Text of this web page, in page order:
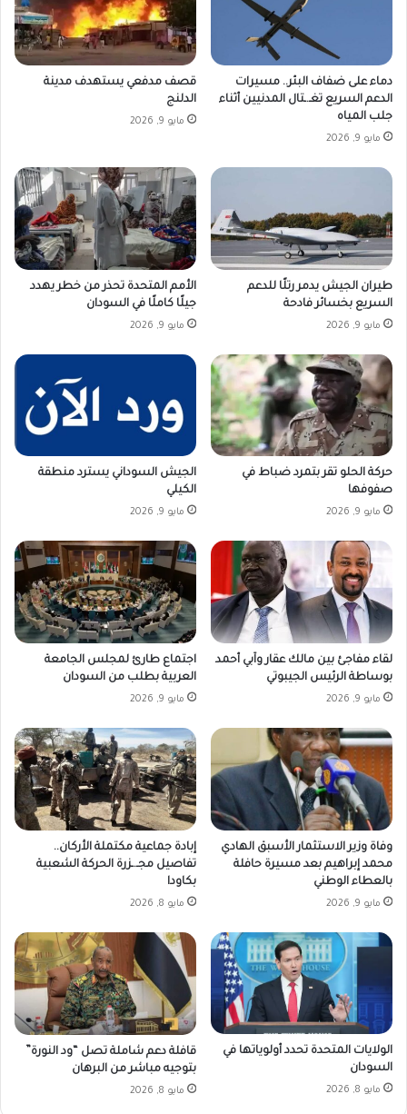
دماء على ضفاف البئر.. مسيرات
الدعم السريع تغـ.ـتال المدنيين أثناء
جلب المياه
مايو 9, 2026
قصف مدفعي يستهدف مدينة
الدلنج
مايو 9, 2026
طيران الجيش يدمر رتلًا للدعم
السريع بخسائر فادحة
مايو 9, 2026
الأمم المتحدة تحذر من خطر يهدد
جيلًا كاملًا في السودان
مايو 9, 2026
حركة الحلو تقر بتمرد ضباط في
صفوفها
مايو 9, 2026
الجيش السوداني يسترد منطقة
الكيلي
مايو 9, 2026
لقاء مفاجئ بين مالك عقار وآبي أحمد
بوساطة الرئيس الجيبوتي
مايو 9, 2026
اجتماع طارئ لمجلس الجامعة
العربية بطلب من السودان
مايو 9, 2026
وفاة وزير الاستثمار الأسبق الهادي
محمد إبراهيم بعد مسيرة حافلة
بالعطاء الوطني
مايو 9, 2026
إبادة جماعية مكتملة الأركان..
تفاصيل مجـ.ـزرة الحركة الشعبية
بكاودا
مايو 8, 2026
الولايات المتحدة تحدد أولوياتها في
السودان
مايو 8, 2026
قافلة دعم شاملة تصل “ود النورة”
بتوجيه مباشر من البرهان
مايو 8, 2026